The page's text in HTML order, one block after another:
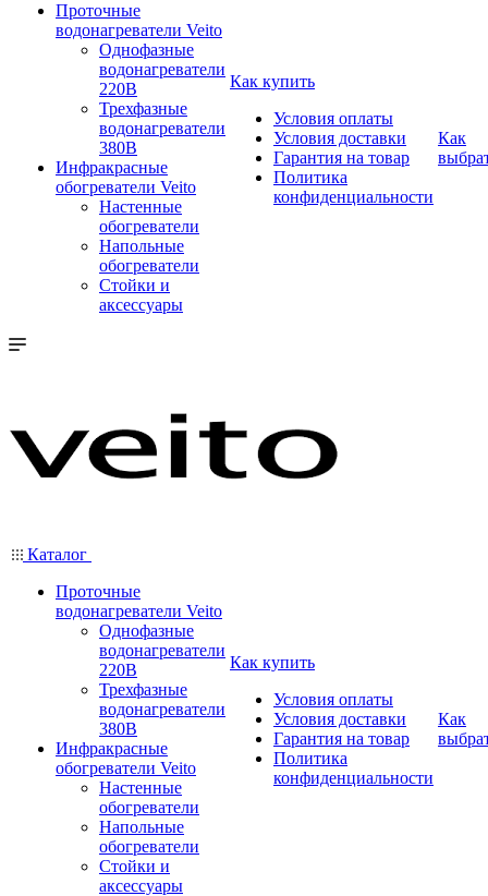
Проточные
водонагреватели Veito
Однофазные
водонагреватели
220В
Трехфазные
водонагреватели
380В
Инфракрасные
обогреватели Veito
Настенные
обогреватели
Напольные
обогреватели
Стойки и
аксессуары
Как купить
Условия оплаты
Условия доставки
Гарантия на товар
Политика
конфиденциальности
Как
Каталог
Проточные
водонагреватели Veito
Однофазные
водонагреватели
220В
Трехфазные
водонагреватели
380В
Инфракрасные
обогреватели Veito
Настенные
обогреватели
Напольные
обогреватели
Стойки и
аксессуары
Как купить
Условия оплаты
Условия доставки
Гарантия на товар
Политика
конфиденциальности
Как